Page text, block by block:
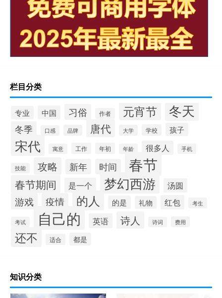
栏目分类
专业 中国 习俗 作者 元宵节 冬天
冬季 口感 品牌 唐代 大学 学校 孩子
宋代 寓意 工作 年初 年龄 很多人 手机
技能 攻略 新年 时间 春节
春节期间 是一个 梦幻西游 汤圆
游戏 疫情 的人 的是 礼物 红包 考生
考试 自己的 英语 诗人 诗词 费用
还不 适合 都是
知识分类